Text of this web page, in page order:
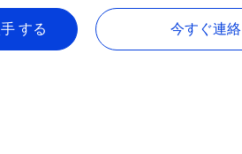
する 今すぐ連絡